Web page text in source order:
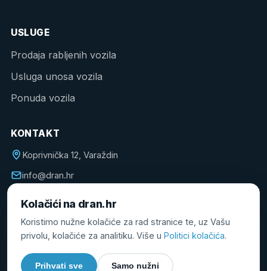
USLUGE
Prodaja rabljenih vozila
Usluga unosa vozila
Ponuda vozila
KONTAKT
Koprivnička 12, Varaždin
info@dran.hr
© 2026 DRAN. All Rights Reserved.
Kolačići na dran.hr
Koristimo nužne kolačiće za rad stranice te, uz Vašu
privolu, kolačiće za analitiku. Više u Politici kolačića.
Prihvati sve Samo nužni